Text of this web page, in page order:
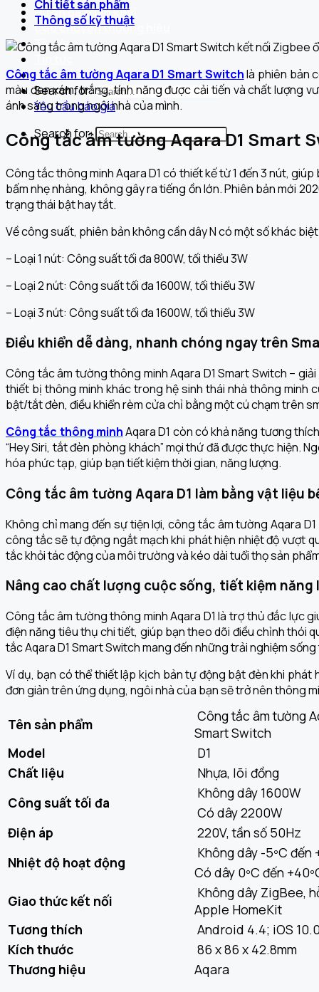
Dự án đã triển khai
Câu chuyện thương hiệu
Tài liệu
Tin tức
Liên hệ
Search for:
Yêu cầu báo giá
Search for:
Chi tiết sản phẩm
Thông số kỹ thuật
Công tắc âm tường Aqara D1 Smart Switchlà phiên bản
màu đen xám, trắng, tính năng được cải tiến và chất lượng
ánh sáng trong ngôi nhà của mình.
Công tắc âm tường Aqara D1 Smart
Công tắc thông minh Aqara D1 có thiết kế từ 1 đến 3 nút,
bấm nhẹ nhàng, không gây ra tiếng ồn lớn. Phiên bản mới
trạng thái bật hay tắt.
Về công suất, phiên bản không cần dây N có một số khác
– Loại 1 nút: Công suất tối đa 800W, tối thiểu 3W
– Loại 2 nút: Công suất tối đa 1600W, tối thiểu 3W
– Loại 3 nút: Công suất tối đa 1600W, tối thiểu 3W
Điều khiển dễ dàng, nhanh chóng ngay trên
Công tắc âm tường thông minh Aqara D1 Smart Switch –
thiết bị thông minh khác trong hệ sinh thái nhà thông minh
bật/tắt đèn, điều khiển rèm cửa chỉ bằng một cú chạm trên
Công tắc thông minhAqara D1 còn cókhả năng tương
“Hey Siri, tắt đèn phòng khách” mọi thứ đã được thực hiện.
hóa phức tạp, giúp bạn tiết kiệm thời gian, năng lượng.
Công tắc âm tường Aqara D1 làm bằng vật liệu
Không chỉ mang đến sự tiện lợi, công tắc âm tường Aqara
công tắc sẽ tự động ngắt mạch khi phát hiện nhiệt độ vượt
tắc khỏi tác động của môi trường và kéo dài tuổi thọ sản
Nâng cao chất lượng cuộc sống, tiết kiệm năng
Công tắc âm tường thông minh Aqara D1 là trợ thủ đắc lực
điện năng tiêu thụ chi tiết, giúp bạn theo dõi điều chỉnh thói
tắc Aqara D1 Smart Switch mang đến những trải nghiệm
Ví dụ, bạn có thể thiết lập kịch bản tự động bật đèn khi
đơn giản trên ứng dụng, ngôi nhà của bạn sẽ trở nên thông
Tên sản phẩm
Công tắc âm tường
Smart Switch
Model
D1
Chất liệu
Nhựa, lõi đồng
Công suất tối đa
Không dây 1600W
Có dây 2200W
Điện áp
220V, tần số 50Hz
Nhiệt độ hoạt động
Không dây -5ºC đến
Có dây 0ºC đến
Giao thức kết nối
Không dây ZigBee,
Apple HomeKit
Tương thích
Android 4.4; iOS
Kích thước
86 x 86 x 42.8mm
Thương hiệu
Aqara